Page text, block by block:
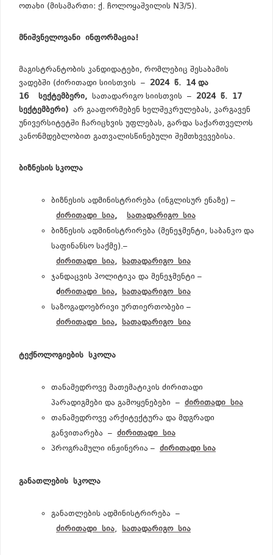
ოთახი (მისამართი: ქ. ჩოლოყაშვილის N3/5).
მნიშვნელოვანი ინფორმაცია!
მაგისტრანტობის კანდიდატები, რომლებიც შესაბამის
ვადებში (ძირითადი სიისთვის – 2024 წ. 14 და
16
სექტემბერი, სათადარიგო სიისთვის – 2024 წ. 17
სექტემბერი) არ გააფორმებენ ხელშეკრულებას, კარგავენ
უნივერსიტეტში ჩარიცხვის უფლებას, გარდა საქართველოს
კანონმდებლობით გათვალისწინებული შემთხვევებისა.
ბიზნესის სკოლა
ბიზნესის ადმინისტრირება (ინგლისურ ენაზე) –
ძირითადი სია, სათადარიგო სია
ბიზნესის ადმინისტრირება (მენეჯმენტი, საბანკო და
საფინანსო საქმე).–
ძირითადი სია, სათადარიგო სია
ჯანდაცვის პოლიტიკა და მენეჯმენტი –
ძირითადი სია, სათადარიგო სია
საზოგადოებრივი ურთიერთობები –
ძირითადისია, სათადარიგო სია
ტექნოლოგიების სკოლა
თანამედროვე მათემატიკის ძირითადი
პარადიგმები და გამოყენებები – ძირითადი სია
თანამედროვე არქიტექტურა და მდგრადი
განვითარება – ძირითადი სია
პროგრამული ინჟინერია – ძირითადი სია
განათლების სკოლა
განათლების ადმინისტრირება –
ძირითადი სია, სათადარიგო სია